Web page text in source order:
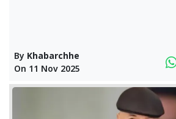
By Khabarchhe
On 11 Nov 2025